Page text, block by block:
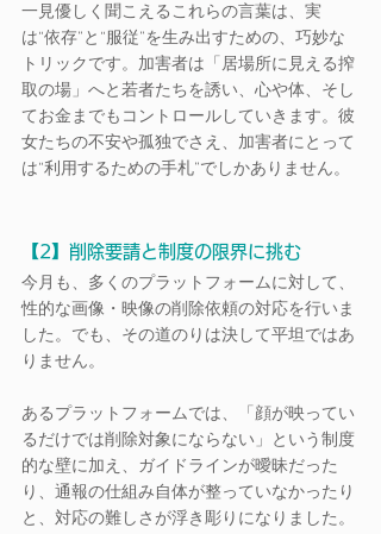
一見優しく聞こえるこれらの言葉は、実
は“依存”と“服従”を生み出すための、巧妙な
トリックです。加害者は「居場所に見える搾
取の場」へと若者たちを誘い、心や体、そし
てお金までもコントロールしていきます。彼
女たちの不安や孤独でさえ、加害者にとって
は“利用するための手札”でしかありません。
【2】削除要請と制度の限界に挑む
今月も、多くのプラットフォームに対して、
性的な画像・映像の削除依頼の対応を行いま
した。でも、その道のりは決して平坦ではあ
りません。
あるプラットフォームでは、「顔が映ってい
るだけでは削除対象にならない」という制度
的な壁に加え、ガイドラインが曖昧だった
り、通報の仕組み自体が整っていなかったり
と、対応の難しさが浮き彫りになりました。